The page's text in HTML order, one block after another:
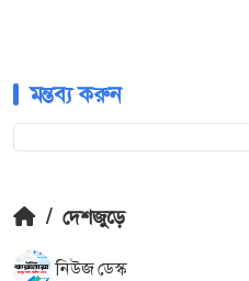
মন্তব্য করুন
/ দেশজুড়ে
নিউজ ডেস্ক